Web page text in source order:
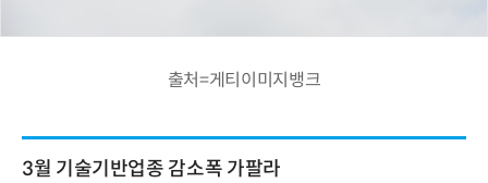
출처=게티이미지뱅크
3월 기술기반업종 감소폭 가팔라